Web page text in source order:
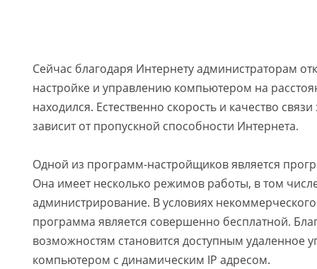
Сейчас благодаря Интернету администраторам
настройке и управлению компьютером на
находился. Естественно скорость и качество
зависит от пропускной способности Интернета.
Одной из программ-настройщиков является
Она имеет несколько режимов работы, в том
администрирование. В условиях
программа является совершенно бесплатной.
возможностям становится доступным удаленное
компьютером с динамическим IP адресом.